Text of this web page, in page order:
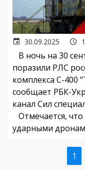
30.09.2025
В ночь на 30
поразили РЛС
комплекса С-400
сообщает РБК-
канал Сил
Отмечается,
ударными
1